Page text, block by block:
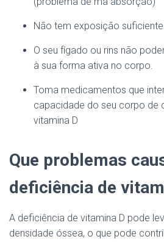
Não tem exposição suficiente
O seu fígado ou rins não
à sua forma ativa no corpo.
Toma medicamentos que
capacidade do seu corpo de
vitamina D
Que problemas
deficiência de
A deficiência de vitamina D pode
densidade óssea, o que pode